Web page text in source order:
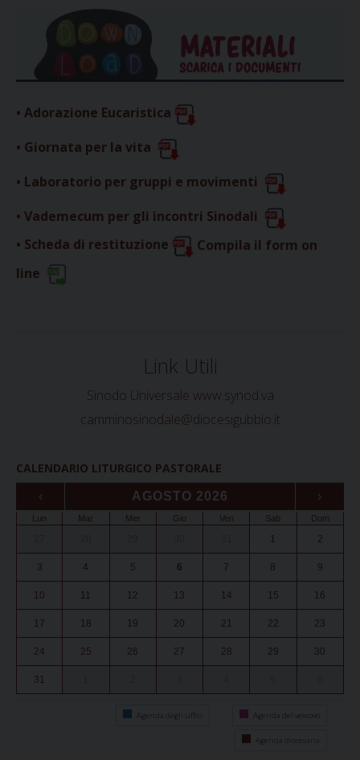
• Adorazione Eucaristica
• Giornata per la vita
• Laboratorio per gruppi e movimenti
• Vademecum per gli incontri Sinodali
• Scheda di restituzione
Compila il form on
line
Link Utili
Sinodo Universale www.synod.va
camminosinodale@diocesigubbio.it
CALENDARIO LITURGICO PASTORALE
‹ AGOSTO 2026 ›
Lun Mar Mer Gio Ven Sab Dom
1 2
3 4 5 6 7 8 9
10 11 12 13 14 15 16
17 18 19 20 21 22 23
24 25 26 27 28 29 30
31
Agenda degli uffici Agenda del vescovo
Agenda diocesana